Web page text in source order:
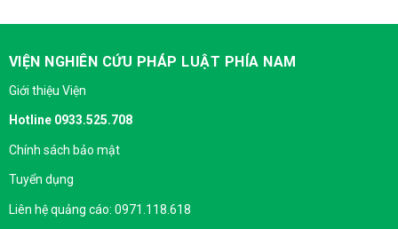
VIỆN NGHIÊN CỨU PHÁP LUẬT PHÍA NAM
Giới thiệu Viện
Hotline 0933.525.708
Chính sách bảo mật
Tuyển dụng
Liên hệ quảng cáo: 0971.118.618